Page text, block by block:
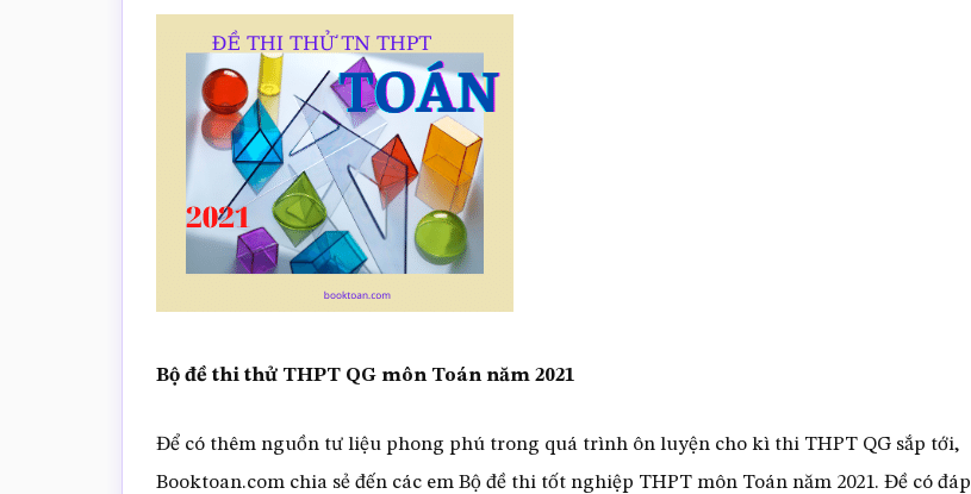
Bộ đề thi thử THPT QG môn Toán năm 2021
Để có thêm nguồn tư liệu phong phú trong quá trình ôn luyện cho kì thi THPT QG sắp tới,
Booktoan.com chia sẻ đến các em Bộ đề thi tốt nghiệp THPT môn Toán năm 2021. Đề có đáp